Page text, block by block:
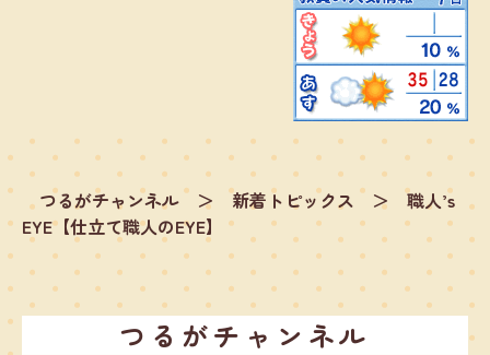
つるがチャンネル ＞ 新着トピックス ＞
職人’s
EYE【仕立て職人のEYE】
つるがチャンネル